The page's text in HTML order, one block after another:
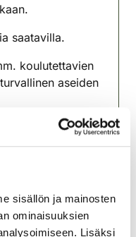
sisällön ja mainosten
ominaisuuksien
Lisäksi
saatavilla.
koulutettavien
aseiden
kouluttajat.
sekä